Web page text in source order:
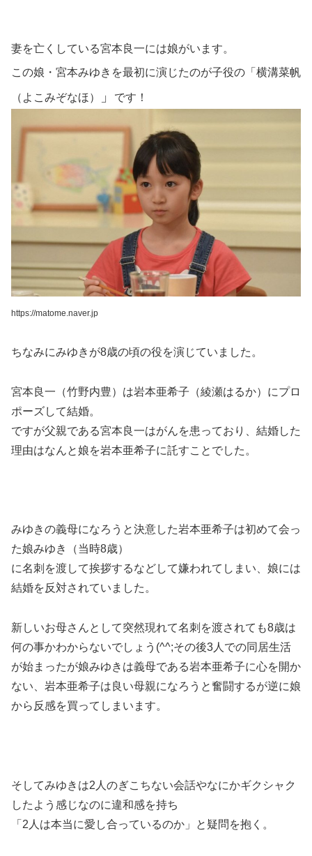
妻を亡くしている宮本良一には娘がいます。
この娘・宮本みゆきを最初に演じたのが子役の「 横溝菜帆
（よこみぞなほ） 」 です！
https://matome.naver.jp
ちなみにみゆきが8歳の頃の役を演じていました。
宮本良一（竹野内豊）は岩本亜希子（綾瀬はるか）にプロ
ポーズして結婚。
ですが父親である宮本良一はがんを患っており、結婚した
理由はなんと娘を岩本亜希子に託すことでした。
みゆきの義母になろうと決意した岩本亜希子は初めて会っ
た娘みゆき（当時8歳）
に名刺を渡して挨拶するなどして嫌われてしまい、娘には
結婚を反対されていました。
新しいお母さんとして突然現れて名刺を渡されても8歳は
何の事かわからないでしょう(^^;その後3人での同居生活
が始まったが娘みゆきは義母である岩本亜希子に心を開か
ない、岩本亜希子は良い母親になろうと奮闘するが逆に娘
から反感を買ってしまいます。
そしてみゆきは2人のぎこちない会話やなにかギクシャク
したよう感じなのに違和感を持ち
「2人は本当に愛し合っているのか」と疑問を抱く。